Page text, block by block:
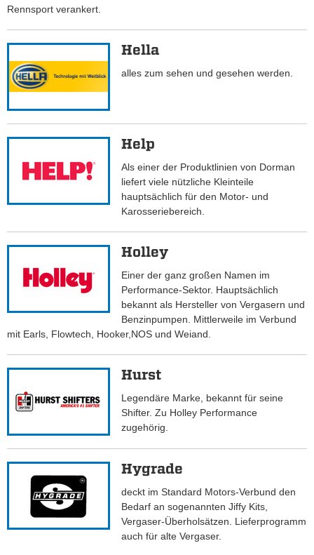
Rennsport verankert.
Hella
alles zum sehen und gesehen werden.
Help
Als einer der Produktlinien von Dorman
liefert viele nützliche Kleinteile
hauptsächlich für den Motor- und
Karosseriebereich.
Holley
Einer der ganz großen Namen im
Performance-Sektor. Hauptsächlich
bekannt als Hersteller von Vergasern und
Benzinpumpen. Mittlerweile im Verbund
mit Earls, Flowtech, Hooker,NOS und Weiand.
Hurst
Legendäre Marke, bekannt für seine
Shifter. Zu Holley Performance
zugehörig.
Hygrade
deckt im Standard Motors-Verbund den
Bedarf an sogenannten Jiffy Kits,
Vergaser-Überholsätzen. Lieferprogramm
auch für alte Vergaser.